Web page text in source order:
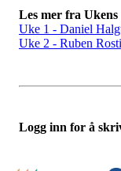
Les mer fra
Uke 1 - Daniel
Uke 2 - Ruben
Logg inn for å